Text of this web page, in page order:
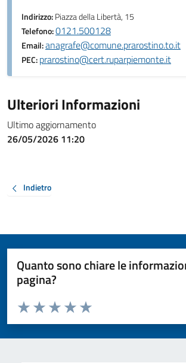
Indirizzo:Piazza della Libertà, 15
Telefono:0121.500128
Email:anagrafe@comune.prarostino.to.it
PEC:prarostino@cert.ruparpiemonte.it
Ulteriori Informazioni
Ultimo aggiornamento
26/05/2026 11:20
Indietro
Quanto sono chiare le
pagina?
Valuta da 1 a 5 stelle la pagina
Valuta 5 stelle su 5
Valuta 4 stelle su 5
Valuta 3 stelle su 5
Valuta 2 stelle su 5
Valuta 1 stelle su 5